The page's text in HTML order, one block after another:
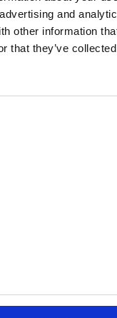
and
other information
that they’ve
SERVICES D’IMPRESSION
: documents et